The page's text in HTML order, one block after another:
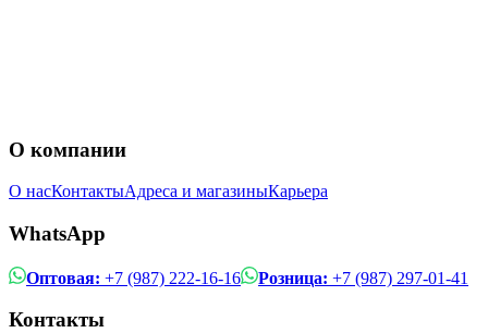
О компании
О насКонтактыАдреса и магазиныКарьера
WhatsApp
Оптовая: +7 (987) 222-16-16 Розница: +7 (987) 297-01-41
Контакты